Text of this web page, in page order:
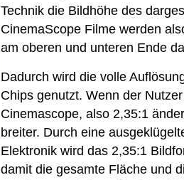
Technik die Bildhöhe des
CinemaScope Filme werden
am oberen und unteren Ende
Dadurch wird die volle
Chips genutzt. Wenn der
Cinemascope, also 2,35:1
breiter. Durch eine
Elektronik wird das 2,35:1
damit die gesamte Fläche und